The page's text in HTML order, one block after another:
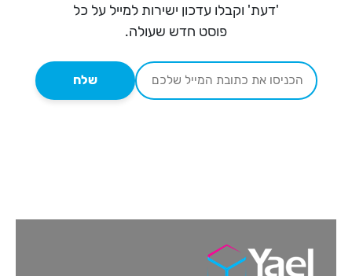
'דעת' וקבלו עדכון ישירות למייל על כל
פוסט חדש שעולה.
שלח